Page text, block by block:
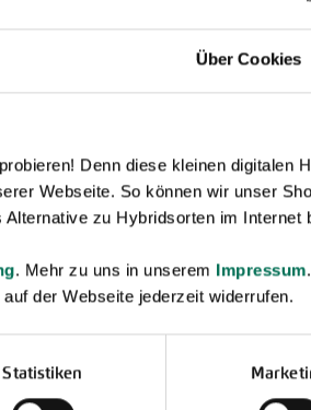
Über Cookies
Denn diese kleinen digitalen
Webseite. So können wir unser
zu Hybridsorten im Internet
. Mehr zu uns in unserem Impressum.
der Webseite jederzeit widerrufen.
Statistiken